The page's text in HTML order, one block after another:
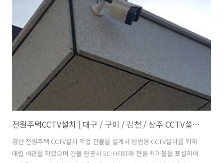
말씀을 드립니다. "완벽시공, 성실시공, 정직한 시공" 으로 보답하겠습
니다. 적용한 카메라 사양은 "화질 짱인 IP 네트워크 200만화소 DOME
CAMERA"를 설치하였습니다. 영상녹화기는 POE 방식의 NVR를 30일
녹화 기준으로 설치하였고 모니터는 설치하지 않았습니다. 젊은 사장..
전원주택CCTV설치 [ 대구 / 구미 / 김천 / 상주 CCTV설치업체 ]
경산 전원주택 CCTV설치 작업 건물을 설계시 방범용 CCTV설치를 위해
매립 배관을 하였으며 건물 완공시 5C-HFBT와 전원 케이블을 포설하여